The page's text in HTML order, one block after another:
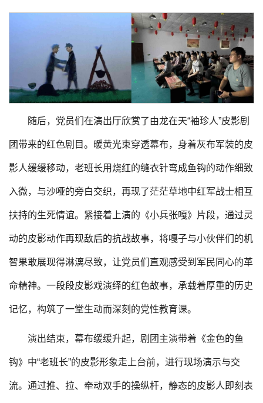
随后，党员们在演出厅欣赏了由龙在天“袖珍人”皮影剧
团带来的红色剧目。暖黄光束穿透幕布，身着灰布军装的皮
影人缓缓移动，老班长用烧红的缝衣针弯成鱼钩的动作细致
入微，与沙哑的旁白交织，再现了茫茫草地中红军战士相互
扶持的生死情谊。紧接着上演的《小兵张嘎》片段，通过灵
动的皮影动作再现敌后的抗战故事，将嘎子与小伙伴们的机
智果敢展现得淋漓尽致，让党员们直观感受到军民同心的革
命精神。一段段皮影戏演绎的红色故事，承载着厚重的历史
记忆，构筑了一堂生动而深刻的党性教育课。
演出结束，幕布缓缓升起，剧团主演带着《金色的鱼
钩》中“老班长”的皮影形象走上台前，进行现场演示与交
流。通过推、拉、牵动双手的操纵杆，静态的皮影人即刻表